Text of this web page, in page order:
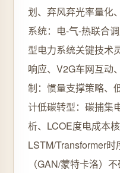
划、弃风弃光率量化
系统：电-气-热联合
型电力系统关键技术
响应、V2G车网互动
制：惯量支撑策略、
计低碳转型：碳捕集
析、LCOE度电成本
LSTM/Transformer
（GAN/蒙特卡洛）